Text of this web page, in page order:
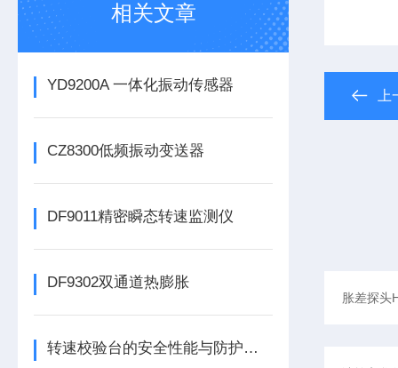
相关文章
YD9200A 一体化振动传感器
CZ8300低频振动变送器
DF9011精密瞬态转速监测仪
DF9302双通道热膨胀
转速校验台的安全性能与防护措施